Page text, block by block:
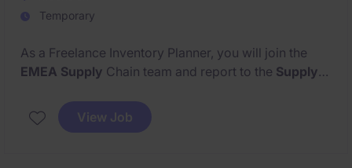
Temporary
As a Freelance Inventory Planner, you will join the
EMEA Supply Chain team and report to the Supply
Your main focus will be to ensure
View Job